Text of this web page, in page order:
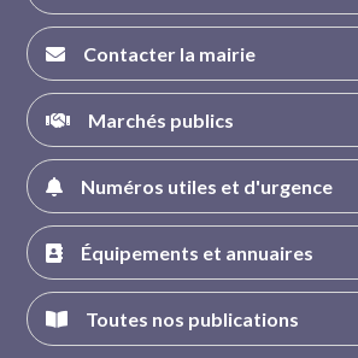
Contacter la mairie
Marchés publics
Numéros utiles et d'urgence
Équipements et annuaires
Toutes nos publications